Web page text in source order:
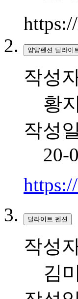
양양펜션 딜라이
작성
황
작성일
20-
딜라이트 펜션
작성
김